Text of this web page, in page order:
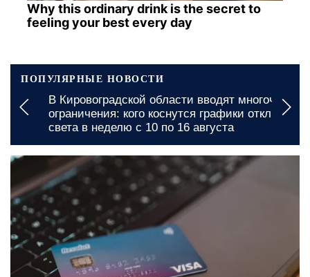
Why this ordinary drink is the secret to
feeling your best every day
ПОПУЛЯРНЫЕ НОВОСТИ
В Кировоградской области вводят многочасовые
ограничения: кого коснутся графики отключения
света в неделю с 10 по 16 августа
7 августа, 18:30